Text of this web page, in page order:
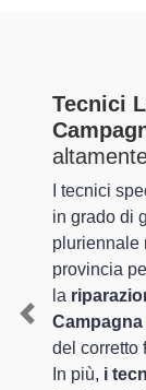
Tecnici
I tecnici
in grado di
pluriennale
provincia
la
del corretto
In più, i
Previous